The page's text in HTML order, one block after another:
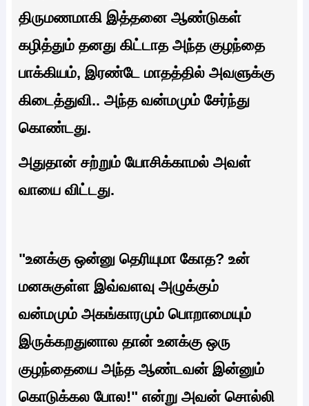
திருமணமாகி இத்தனை ஆண்டுகள்
கழித்தும் தனது கிட்டாத அந்த குழந்தை
பாக்கியம், இரண்டே மாதத்தில் அவளுக்கு
கிடைத்துவி.. அந்த வன்மமும் சேர்ந்து
கொண்டது.
அதுதான் சற்றும் யோசிக்காமல் அவள்
வாயை விட்டது.
"உனக்கு ஒன்னு தெரியுமா கோத? உன்
மனசுகுள்ள இவ்வளவு அழுக்கும்
வன்மமும் அகங்காரமும் பொறாமையும்
இருக்கறதுனால தான் உனக்கு ஒரு
குழந்தையை அந்த ஆண்டவன் இன்னும்
கொடுக்கல போல!" என்று அவன் சொல்லி